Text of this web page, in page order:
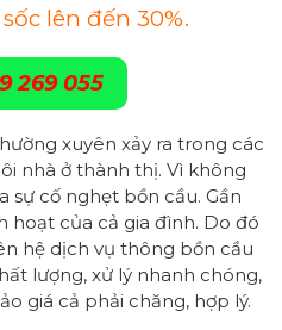
lên đến 30%.
269 055
xuyên xảy ra trong các
nhà ở thành thị. Vì không
sự cố nghẹt bồn cầu. Gần
hoạt của cả gia đình. Do đó
hệ dịch vụ thông bồn cầu
lượng, xử lý nhanh chóng,
giá cả phải chăng, hợp lý.